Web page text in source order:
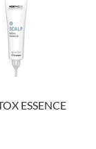
ESSENCE